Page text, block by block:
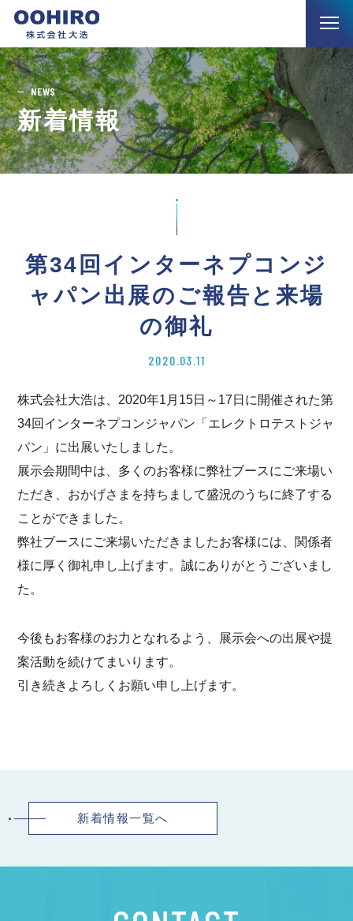
NEWS
新着情報
第34回インターネプコンジ
ャパン出展のご報告と来場
の御礼
2020.03.11
株式会社大浩は、2020年1月15日～17日に開催された第
34回インターネプコンジャパン「エレクトロテストジャ
パン」に出展いたしました。
展示会期間中は、多くのお客様に弊社ブースにご来場い
ただき、おかげさまを持ちまして盛況のうちに終了する
ことができました。
弊社ブースにご来場いただきましたお客様には、関係者
様に厚く御礼申し上げます。誠にありがとうございまし
た。
今後もお客様のお力となれるよう、展示会への出展や提
案活動を続けてまいります。
引き続きよろしくお願い申し上げます。
新着情報一覧へ